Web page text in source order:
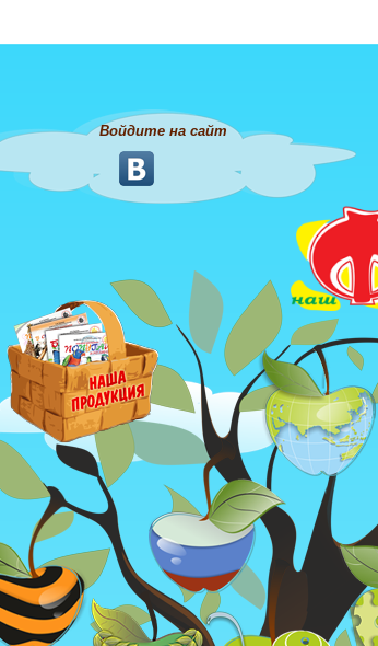
Войдите на сайт